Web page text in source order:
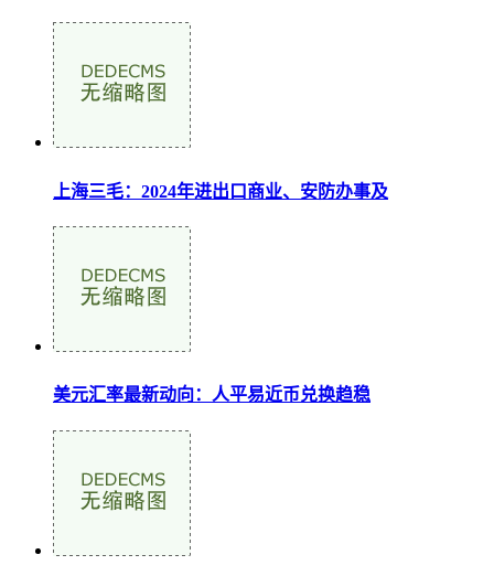
上海三毛：2024年进出口商业、安防办事及
美元汇率最新动向：人平易近币兑换趋稳